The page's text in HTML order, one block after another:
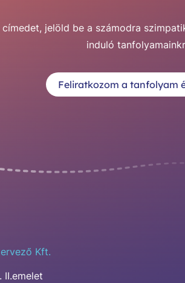
jelöld be a számodra
induló
Feliratkozom a tanfolyam
Kft.
II.emelet